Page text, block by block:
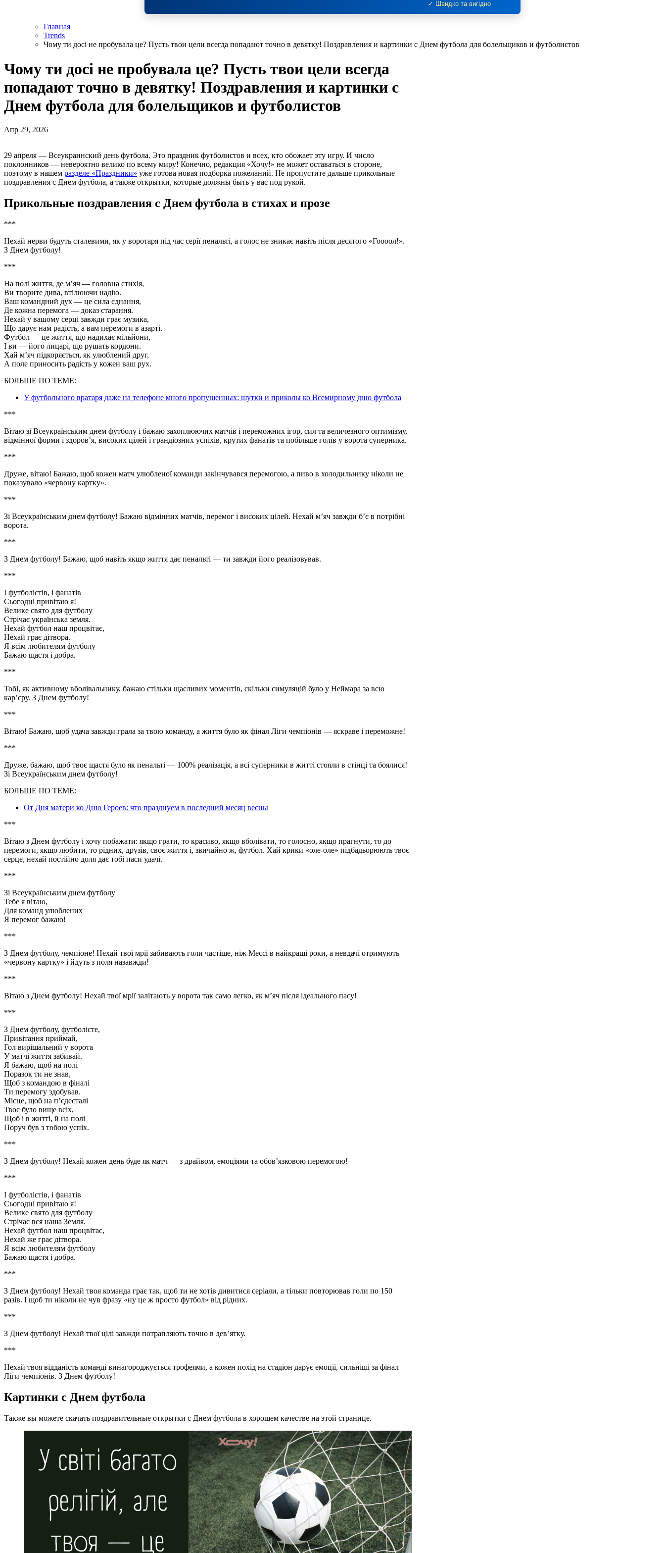
✓ Швидко та вигідно
Главная
Trends
Чому ти досі не пробувала це? Пусть твои цели всегда попадают точно в девятку! Поздравления и картинки с Днем футбола для болельщиков и футболистов
Чому ти досі не пробувала це? Пусть твои цели всегда
попадают точно в девятку! Поздравления и картинки с
Днем футбола для болельщиков и футболистов
Апр 29, 2026
29 апреля — Всеукраинский день футбола. Это праздник футболистов и всех, кто обожает эту игру. И число
поклонников — невероятно велико по всему миру! Конечно, редакция «Хочу!» не может оставаться в стороне,
поэтому в нашем разделе «Праздники» уже готова новая подборка пожеланий. Не пропустите дальше прикольные
поздравления с Днем футбола, а также открытки, которые должны быть у вас под рукой.
Прикольные поздравления с Днем футбола в стихах и прозе
***
Нехай нерви будуть сталевими, як у воротаря під час серії пенальті, а голос не зникає навіть після десятого «Гоооол!».
З Днем футболу!
***
На полі життя, де м’яч — головна стихія,
Ви творите дива, втілюючи надію.
Ваш командний дух — це сила єднання,
Де кожна перемога — доказ старання.
Нехай у вашому серці завжди грає музика,
Що дарує нам радість, а вам перемоги в азарті.
Футбол — це життя, що надихає мільйони,
І ви — його лицарі, що рушать кордони.
Хай м’яч підкоряється, як улюблений друг,
А поле приносить радість у кожен ваш рух.
БОЛЬШЕ ПО ТЕМЕ:
У футбольного вратаря даже на телефоне много пропущенных: шутки и приколы ко Всемирному дню футбола
***
Вітаю зі Всеукраїнським днем футболу і бажаю захоплюючих матчів і переможних ігор, сил та величезного оптимізму,
відмінної форми і здоров’я, високих цілей і грандіозних успіхів, крутих фанатів та побільше голів у ворота суперника.
***
Друже, вітаю! Бажаю, щоб кожен матч улюбленої команди закінчувався перемогою, а пиво в холодильнику ніколи не
показувало «червону картку».
***
Зі Всеукраїнським днем футболу! Бажаю відмінних матчів, перемог і високих цілей. Нехай м’яч завжди б’є в потрібні
ворота.
***
З Днем футболу! Бажаю, щоб навіть якщо життя дає пенальті — ти завжди його реалізовував.
***
І футболістів, і фанатів
Сьогодні привітаю я!
Велике свято для футболу
Стрічає українська земля.
Нехай футбол наш процвітає,
Нехай грає дітвора.
Я всім любителям футболу
Бажаю щастя і добра.
***
Тобі, як активному вболівальнику, бажаю стільки щасливих моментів, скільки симуляцій було у Неймара за всю
кар’єру. З Днем футболу!
***
Вітаю! Бажаю, щоб удача завжди грала за твою команду, а життя було як фінал Ліги чемпіонів — яскраве і переможне!
***
Друже, бажаю, щоб твоє щастя було як пенальті — 100% реалізація, а всі суперники в житті стояли в стінці та боялися!
Зі Всеукраїнським днем футболу!
БОЛЬШЕ ПО ТЕМЕ:
От Дня матери ко Дню Героев: что празднуем в последний месяц весны
***
Вітаю з Днем футболу і хочу побажати: якщо грати, то красиво, якщо вболівати, то голосно, якщо прагнути, то до
перемоги, якщо любити, то рідних, друзів, своє життя і, звичайно ж, футбол. Хай крики «оле-оле» підбадьорюють твоє
серце, нехай постійно доля дає тобі паси удачі.
***
Зі Всеукраїнським днем футболу
Тебе я вітаю,
Для команд улюблених
Я перемог бажаю!
***
З Днем футболу, чемпіоне! Нехай твої мрії забивають голи частіше, ніж Мессі в найкращі роки, а невдачі отримують
«червону картку» і йдуть з поля назавжди!
***
Вітаю з Днем футболу! Нехай твої мрії залітають у ворота так само легко, як м’яч після ідеального пасу!
***
З Днем футболу, футболісте,
Привітання приймай,
Гол вирішальний у ворота
У матчі життя забивай.
Я бажаю, щоб на полі
Поразок ти не знав,
Щоб з командою в фіналі
Ти перемогу здобував.
Місце, щоб на п’єдесталі
Твоє було вище всіх,
Щоб і в житті, й на полі
Поруч був з тобою успіх.
***
З Днем футболу! Нехай кожен день буде як матч — з драйвом, емоціями та обов’язковою перемогою!
***
І футболістів, і фанатів
Сьогодні привітаю я!
Велике свято для футболу
Стрічає вся наша Земля.
Нехай футбол наш процвітає,
Нехай же грає дітвора.
Я всім любителям футболу
Бажаю щастя і добра.
***
З Днем футболу! Нехай твоя команда грає так, щоб ти не хотів дивитися серіали, а тільки повторював голи по 150
разів. І щоб ти ніколи не чув фразу «ну це ж просто футбол» від рідних.
***
З Днем футболу! Нехай твої цілі завжди потрапляють точно в дев’ятку.
***
Нехай твоя відданість команді винагороджується трофеями, а кожен похід на стадіон дарує емоції, сильніші за фінал
Ліги чемпіонів. З Днем футболу!
Картинки с Днем футбола
Также вы можете скачать поздравительные открытки с Днем футбола в хорошем качестве на этой странице.